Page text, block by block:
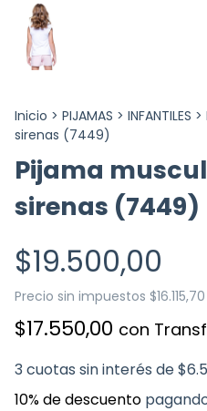
Inicio > PIJAMAS > INFANTILES >
sirenas (7449)
Pijama
sirenas (7449)
$19.500,00
Precio sin impuestos $16.115,70
$17.550,00 con
3 cuotas sin interés de
10% de descuento